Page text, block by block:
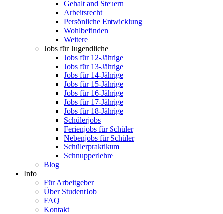
Gehalt and Steuern
Arbeitsrecht
Persönliche Entwicklung
Wohlbefinden
Weitere
Jobs für Jugendliche
Jobs für 12-Jährige
Jobs für 13-Jährige
Jobs für 14-Jährige
Jobs für 15-Jährige
Jobs für 16-Jährige
Jobs für 17-Jährige
Jobs für 18-Jährige
Schülerjobs
Ferienjobs für Schüler
Nebenjobs für Schüler
Schülerpraktikum
Schnupperlehre
Blog
Info
Für Arbeitgeber
Über StudentJob
FAQ
Kontakt